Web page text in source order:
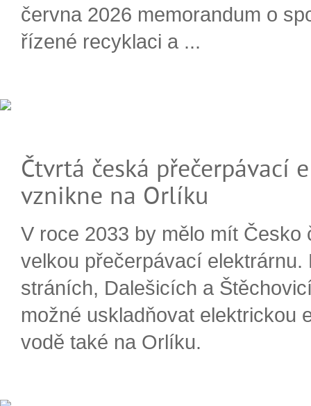
června 2026 memorandum o
řízené recyklaci a ...
Čtvrtá česká přečerpávací
vznikne na Orlíku
V roce 2033 by mělo mít Česko
velkou přečerpávací elektrárnu.
stráních, Dalešicích a
možné uskladňovat elektrickou
vodě také na Orlíku.